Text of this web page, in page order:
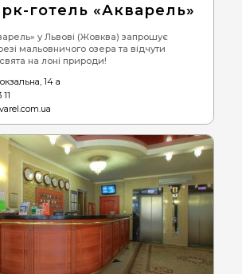
готель «Акварель»
у Львові (Жовква) запрошує
мальовничого озера та відчути
на лоні природи!
14 а